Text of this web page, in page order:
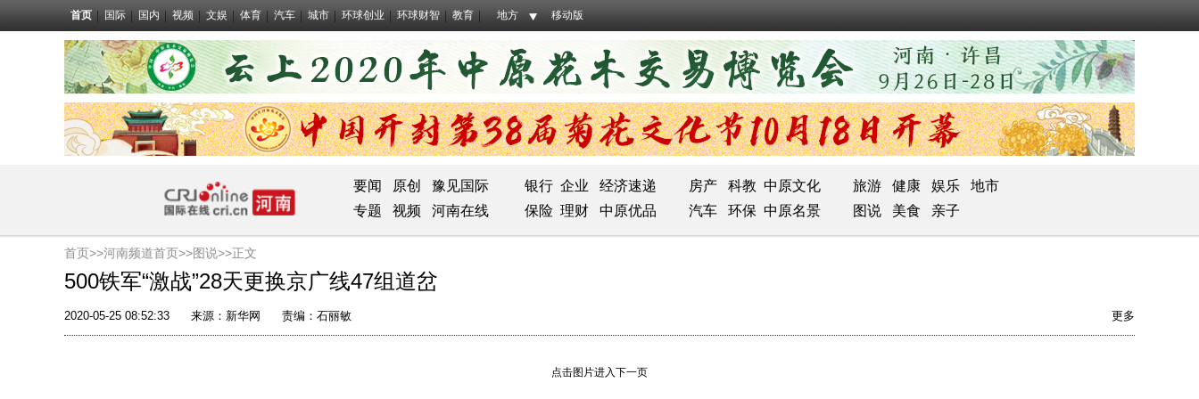
首页 国际 国内 视频 文娱 体育 汽车 城市 环球创业 环球财智 教育 地方 移动版
要闻 原创 豫见国际 银行 企业 经济速递 房产 科教 中原文化 旅游 健康 娱乐
地市
专题
视频 河南在线 保险 理财 中原优品 汽车 环保 中原名景 图说 美食 亲子
首页>>河南频道首页>>图说>>正文
500铁军“激战”28天更换京广线47组道岔
2020-05-25 08:52:33 来源： 新华网 责编：石丽敏 更多
点击图片进入下一页